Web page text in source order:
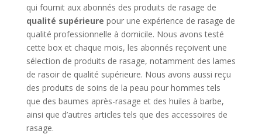
qui fournit aux abonnés des produits de rasage de
qualité supérieure pour une expérience de rasage de
qualité professionnelle à domicile. Nous avons testé
cette box et chaque mois, les abonnés reçoivent une
sélection de produits de rasage, notamment des lames
de rasoir de qualité supérieure. Nous avons aussi reçu
des produits de soins de la peau pour hommes tels
que des baumes après-rasage et des huiles à barbe,
ainsi que d’autres articles tels que des accessoires de
rasage.